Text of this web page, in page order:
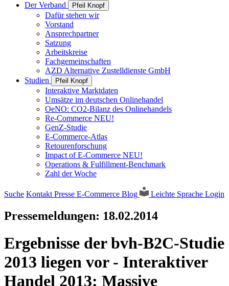
Der Verband
Pfeil Knopf
Dafür stehen wir
Vorstand
Ansprechpartner
Satzung
Arbeitskreise
Fachgemeinschaften
AZD Alternative Zustelldienste GmbH
Studien
Pfeil Knopf
Interaktive Marktdaten
Umsätze im deutschen Onlinehandel
OeNO: CO2-Bilanz des Onlinehandels
Re-Commerce NEU!
GenZ-Studie
E-Commerce-Atlas
Retourenforschung
Impact of E-Commerce NEU!
Operations & Fulfillment-Benchmark
Zahl der Woche
Suche Kontakt Presse E-Commerce Blog Leichte Sprache Login
Pressemeldungen: 18.02.2014
Ergebnisse der bvh-B2C-Studie
2013 liegen vor - Interaktiver
Handel 2013: Massive